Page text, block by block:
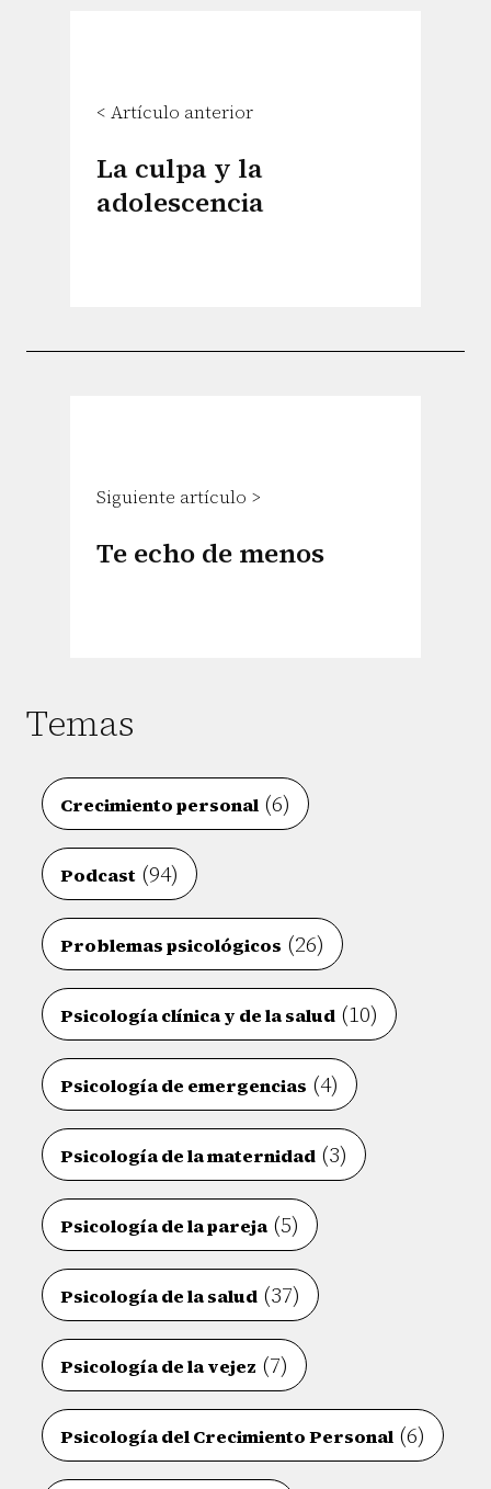
< Artículo anterior
La culpa y la
adolescencia
Siguiente artículo >
Te echo de menos
Temas
Crecimiento personal (6)
Podcast (94)
Problemas psicológicos (26)
Psicología clínica y de la salud (10)
Psicología de emergencias (4)
Psicología de la maternidad (3)
Psicología de la pareja(5)
Psicología de la salud (37)
Psicología de la vejez (7)
Psicología del Crecimiento Personal (6)